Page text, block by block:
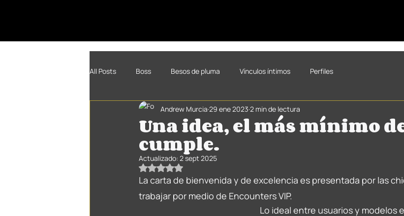
All Posts Boss Besos de pluma Vínculos íntimos Perfiles
Una idea, el más mínimo
cumple.
Andrew Murcia 29 ene 2023 2 min de lectura
Actualizado: 2 sept 2025
Obtuvo NaN de 5 estrellas.
La carta de bienvenida y de excelencia es presentada por las
trabajar por medio de Encounters VIP.
Lo ideal entre usuarios y modelos